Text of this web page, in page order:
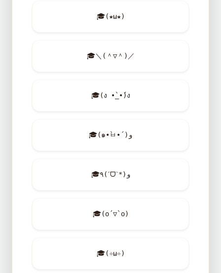
🎓(★ω★)
🎓＼(＾▽＾)／
🎓(ง •̀_•́)ง
🎓 (๑•̀ㅂ•́)و
🎓 ٩(ˊᗜˋ*)و
🎓(o´▽`o)
🎓(✧ω✧)